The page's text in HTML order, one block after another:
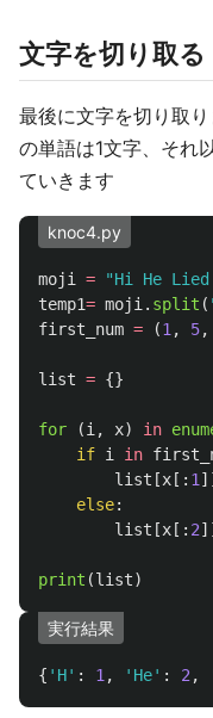
文字を切り取る
最後に文字を切り取
の単語は1文字、それ
ていきます
knoc4.py
moji = "Hi He
temp1= moji . split (
first_num = (1 , 5,
list = {}
for (i , x) in
if i in
list [x [: 1 ]]
else:
list [x [: 2]]
print (list)
実行結果
{ ' H' : 1 , ' He' : 2 ,